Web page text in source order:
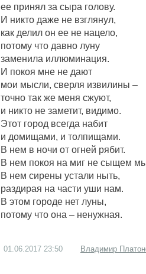
ее принял за сыра голову.
И никто даже не взглянул,
как делил он ее не нацело,
потому что давно луну
заменила иллюминация.
И покоя мне не дают
мои мысли, сверля извилины –
точно так же меня сжуют,
и никто не заметит, видимо.
Этот город всегда набит
и домищами, и толпищами.
В нем в ночи от огней рябит.
В нем покоя на миг не сыщем
В нем сирены устали ныть,
раздирая на части уши нам.
В этом городе нет луны,
потому что она – ненужная.
01.06.2017 23:50 Владимир